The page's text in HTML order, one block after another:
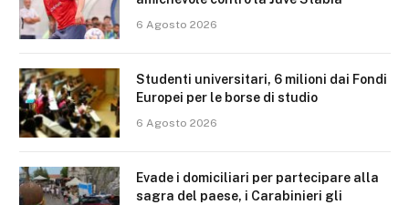
6 Agosto 2026
Studenti universitari, 6 milioni dai Fondi
Europei per le borse di studio
6 Agosto 2026
Evade i domiciliari per partecipare alla
sagra del paese, i Carabinieri gli